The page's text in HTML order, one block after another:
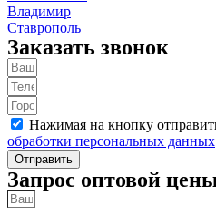
Владимир
Ставрополь
Заказать звонок
Нажимая на кнопку
обработки персональных данных
Отправить
Запрос оптовой